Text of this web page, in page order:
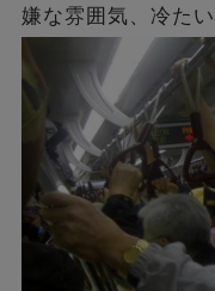
嫌な雰囲気、冷た
いと思ったその時
が・・・！